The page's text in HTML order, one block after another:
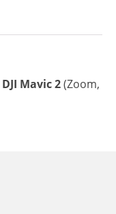
DJI Mavic 2(Zoom,